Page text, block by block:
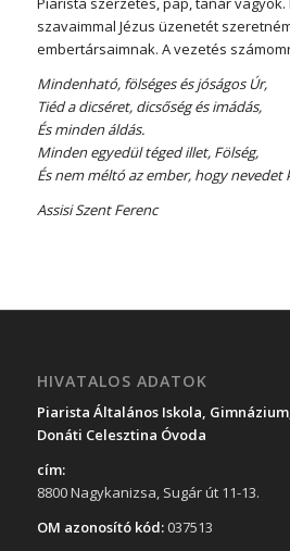
szavaimmal Jézus üzenetét
embertársaimnak. A vezetés
Mindenható, fölséges és jóságos Úr,
Tiéd a dicséret, dicsőség és imádás,
És minden áldás.
Minden egyedül téged illet, Fölség,
És nem méltó az ember, hogy nevedet
Assisi Szent Ferenc
HIVATALOS ADATOK
Piarista Általános Iskola,
Donáti Celesztina Óvoda
cím:
8800 Nagykanizsa, Sugár út 11-13.
OM azonosító kód:037513